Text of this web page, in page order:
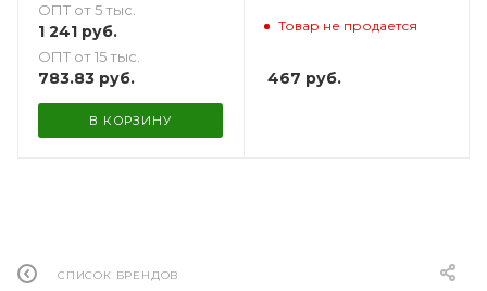
ОПТ от 5 тыс.
1 241 руб.
ОПТ от 15 тыс.
783.83 руб.
В КОРЗИНУ
Товар не продается
467 руб.
СПИСОК БРЕНДОВ